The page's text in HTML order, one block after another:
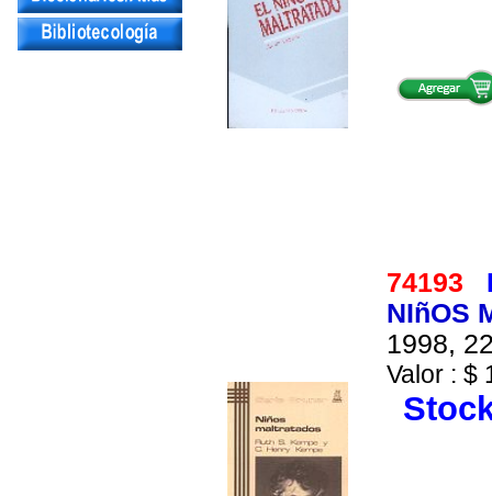
74193
NIñOS
1998,
Valor : $